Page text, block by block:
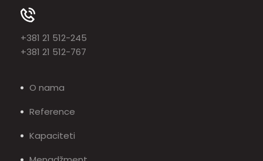
+381 21 512-245
+381 21 512-767
O nama
Reference
Kapaciteti